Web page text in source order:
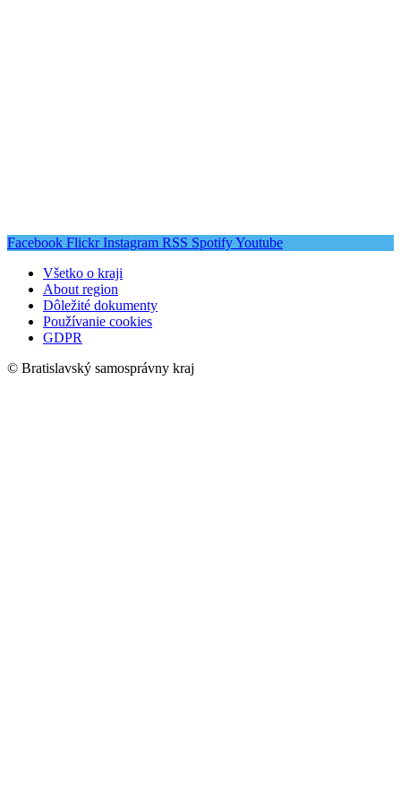
Facebook Flickr Instagram RSS SpotifyYoutube
Všetko o kraji
About region
Dôležité dokumenty
Používanie cookies
GDPR
© Bratislavský samosprávny kraj